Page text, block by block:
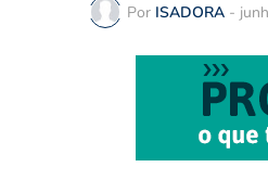
Por ISADORA -